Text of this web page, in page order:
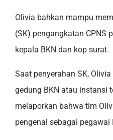
Olivia bahkan mampu
(SK) pengangkatan CPNS
kepala BKN dan kop surat.
Saat penyerahan SK,
gedung BKN atau instansi
melaporkan bahwa tim
pengenal sebagai pegawai